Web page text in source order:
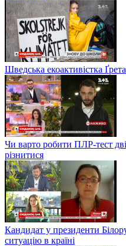
Шведська екоактивістка
Чи варто робити ПЛР-тест
різнитися
Кандидат у президенти
ситуацію в країні